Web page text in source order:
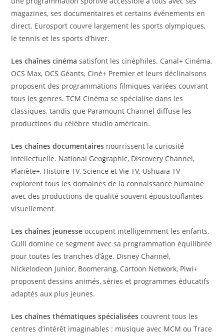
magazines, ses documentaires et certains événements en
direct. Eurosport couvre largement les sports olympiques,
le tennis et les sports d’hiver.
Les chaînes cinéma satisfont les cinéphiles. Canal+ Cinéma,
OCS Max, OCS Géants, Ciné+ Premier et leurs déclinaisons
proposent des programmations filmiques variées couvrant
tous les genres. TCM Cinéma se spécialise dans les
classiques, tandis que Paramount Channel diffuse les
productions du célèbre studio américain.
Les chaînes documentaires nourrissent la curiosité
intellectuelle. National Geographic, Discovery Channel,
Planète+, Histoire TV, Science et Vie TV, Ushuaïa TV
explorent tous les domaines de la connaissance humaine
avec des productions de qualité souvent époustouflantes
visuellement.
Les chaînes jeunesse occupent intelligemment les enfants.
Gulli domine ce segment avec sa programmation équilibrée
pour toutes les tranches d’âge. Disney Channel,
Nickelodeon Junior, Boomerang, Cartoon Network, Piwi+
proposent dessins animés, séries et programmes éducatifs
adaptés aux plus jeunes.
Les chaînes thématiques spécialisées couvrent tous les
centres d’intérêt imaginables : musique avec MCM ou Trace